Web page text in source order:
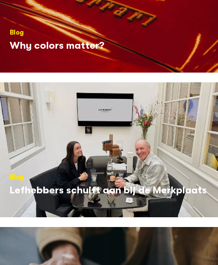
Blog
Why colors matter?
Blog
Lefhebbers schuift aan bij de Merkplaats